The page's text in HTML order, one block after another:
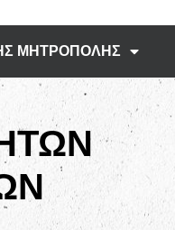
ΜΗΤΡΟΠΟΛΗΣ